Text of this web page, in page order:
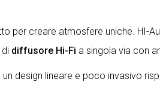
per creare atmosfere uniche. HI-
diffusore Hi-Fi a singola via con
un design lineare e poco invasivo